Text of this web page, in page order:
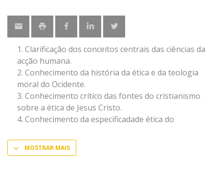
Clarificação dos conceitos centrais das ciências da
acção humana.
Conhecimento da história da ética e da teologia
moral do Ocidente.
Conhecimento crítico das fontes do cristianismo
sobre a ética de Jesus Cristo.
Conhecimento da especificadade ética do
MOSTRAR MAIS